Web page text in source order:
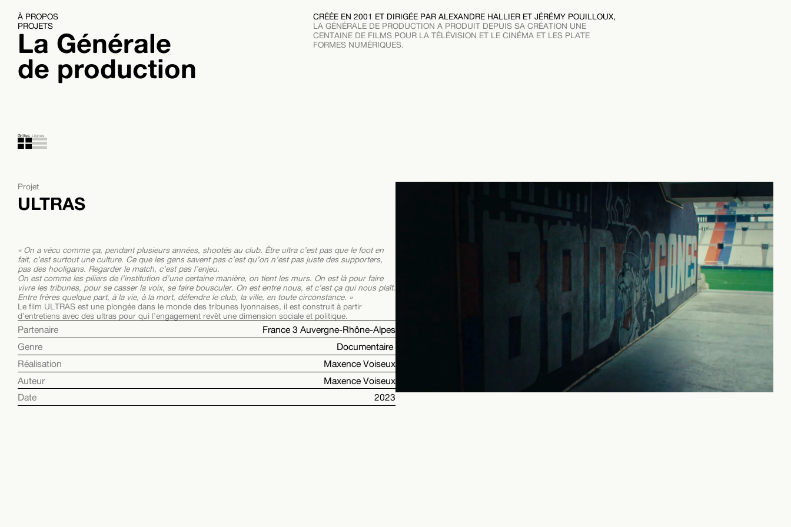
À PROPOS
PROJETS
La Générale
de production
CRÉÉE EN 2001 ET DIRIGÉE PAR ALEXANDRE HALLIER ET JÉRÉMY POUILLOUX,
LA GÉNÉRALE DE PRODUCTION A PRODUIT DEPUIS SA CRÉATION UNE
CENTAINE DE FILMS POUR LA TÉLÉVISION ET LE CINÉMA ET LES PLATE
FORMES NUMÉRIQUES.
Grilles Lignes
Projet
ULTRAS
« On a vécu comme ça, pendant plusieurs années, shootés au club. Être ultra c’est pas que le foot en
fait, c’est surtout une culture. Ce que les gens savent pas c’est qu’on n’est pas juste des supporters,
pas des hooligans. Regarder le match, c’est pas l’enjeu.
On est comme les piliers de l’institution d’une certaine manière, on tient les murs. On est là pour faire
vivre les tribunes, pour se casser la voix, se faire bousculer. On est entre nous, et c’est ça qui nous plaît.
Entre frères quelque part, à la vie, à la mort, défendre le club, la ville, en toute circonstance. »
Le film ULTRAS est une plongée dans le monde des tribunes lyonnaises, il est construit à partir
d’entretiens avec des ultras pour qui l’engagement revêt une dimension sociale et politique.
Partenaire
France 3 Auvergne-Rhône-Alpes
Genre
Documentaire
Réalisation
Maxence Voiseux
Auteur
Maxence Voiseux
Date
2023